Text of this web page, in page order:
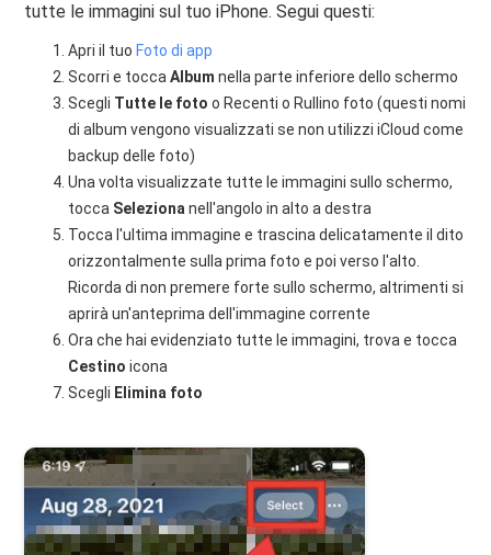
tutte le immagini sul tuo iPhone. Segui questi:
Apri il tuo Foto di app
Scorri e toccaAlbum nella parte inferiore dello schermo
Scegli Tutte le foto o Recenti o Rullino foto (questi nomi
di album vengono visualizzati se non utilizzi iCloud come
backup delle foto)
Una volta visualizzate tutte le immagini sullo schermo,
tocca Seleziona nell'angolo in alto a destra
Tocca l'ultima immagine e trascina delicatamente il dito
orizzontalmente sulla prima foto e poi verso l'alto.
Ricorda di non premere forte sullo schermo, altrimenti si
aprirà un'anteprima dell'immagine corrente
Ora che hai evidenziato tutte le immagini, trova e tocca
Cestino icona
Scegli Elimina foto